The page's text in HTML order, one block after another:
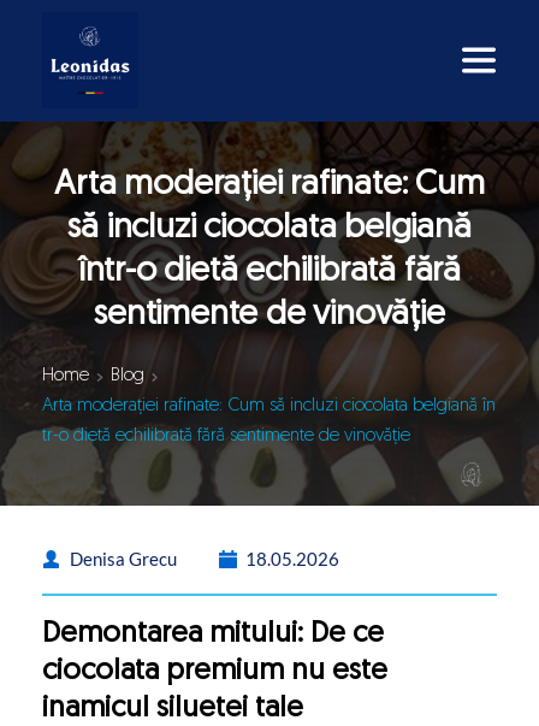
Arta moderației rafinate: Cum
să incluzi ciocolata belgiană
într-o dietă echilibrată fără
sentimente de vinovăție
Home
Blog
Arta moderației rafinate: Cum să incluzi ciocolata belgiană în
tr-o dietă echilibrată fără sentimente de vinovăție
Denisa Grecu 18.05.2026
Demontarea mitului: De ce
ciocolata premium nu este
inamicul siluetei tale